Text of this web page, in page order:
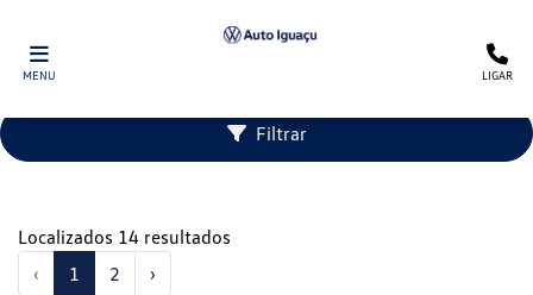
MENU LIGAR
Localizados 14 resultados
‹
1 2 ›
Filtrar